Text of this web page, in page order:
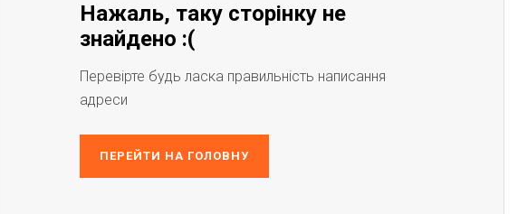
Нажаль, таку сторінку не
знайдено :(
Перевірте будь ласка правильність написання
адреси
ПЕРЕЙТИ НА ГОЛОВНУ